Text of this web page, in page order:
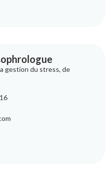
gestion du stress, de